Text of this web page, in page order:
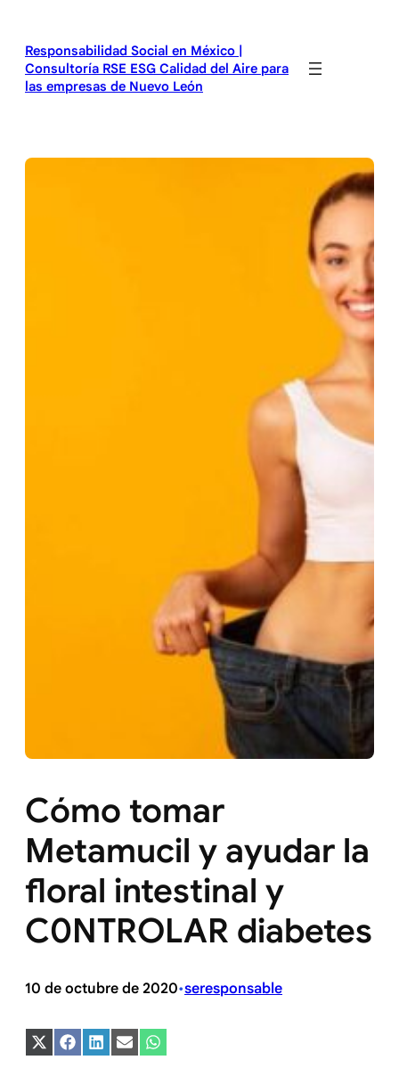
contenido
Responsabilidad Social en México |
Consultoría RSE ESG Calidad del Aire para
las empresas de Nuevo León
Cómo tomar
Metamucil y ayudar la
floral intestinal y
C0NTROLAR diabetes
10 de octubre de 2020•seresponsable
Compartir
en
Compartir
en
Compartir
en
Compartir
en
Compartir
en